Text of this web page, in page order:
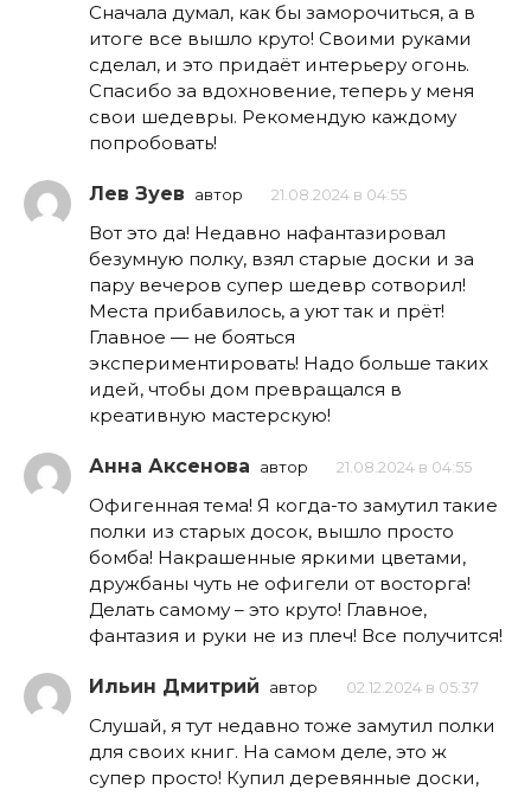
Сначала думал, как бы заморочиться, а в
итоге все вышло круто! Своими руками
сделал, и это придаёт интерьеру огонь.
Спасибо за вдохновение, теперь у меня
свои шедевры. Рекомендую каждому
попробовать!
Лев Зуев автор 21.08.2024 в 04:55
Вот это да! Недавно нафантазировал
безумную полку, взял старые доски и за
пару вечеров супер шедевр сотворил!
Места прибавилось, а уют так и прёт!
Главное — не бояться
экспериментировать! Надо больше таких
идей, чтобы дом превращался в
креативную мастерскую!
Анна Аксенова автор 21.08.2024 в 04:55
Офигенная тема! Я когда-то замутил такие
полки из старых досок, вышло просто
бомба! Накрашенные яркими цветами,
дружбаны чуть не офигели от восторга!
Делать самому – это круто! Главное,
фантазия и руки не из плеч! Все получится!
Ильин Дмитрий автор 02.12.2024 в 05:37
Слушай, я тут недавно тоже замутил полки
для своих книг. На самом деле, это ж
супер просто! Купил деревянные доски,